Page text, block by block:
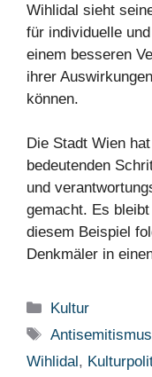
Wihlidal sieht
für individuelle
einem besseren
ihrer
können.
Die Stadt Wien
bedeutenden
und
gemacht. Es
diesem Beispiel
Denkmäler in
Kategorien
Kultur
Schlagwörter
Antisemitismus
Wihlidal,